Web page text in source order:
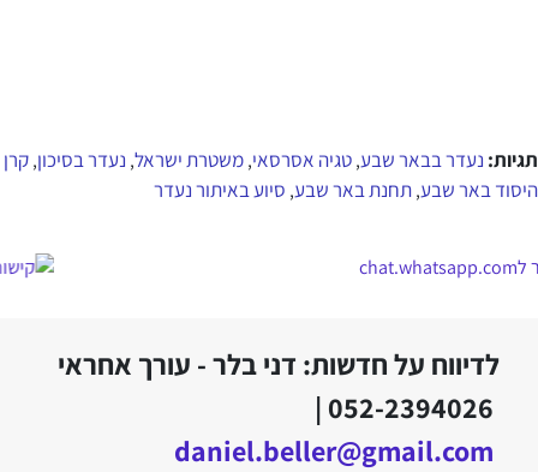
תגיות: נעדר בבאר שבע,טגיה אסרסאי,משטרת ישראל, נעדר בסיכון,קרן
היסוד באר שבע,תחנת באר שבע, סיוע באיתור נעדר
לדיווח על חדשות: דני בלר - עורך אחראי
052-2394026 |
daniel.beller@gmail.com